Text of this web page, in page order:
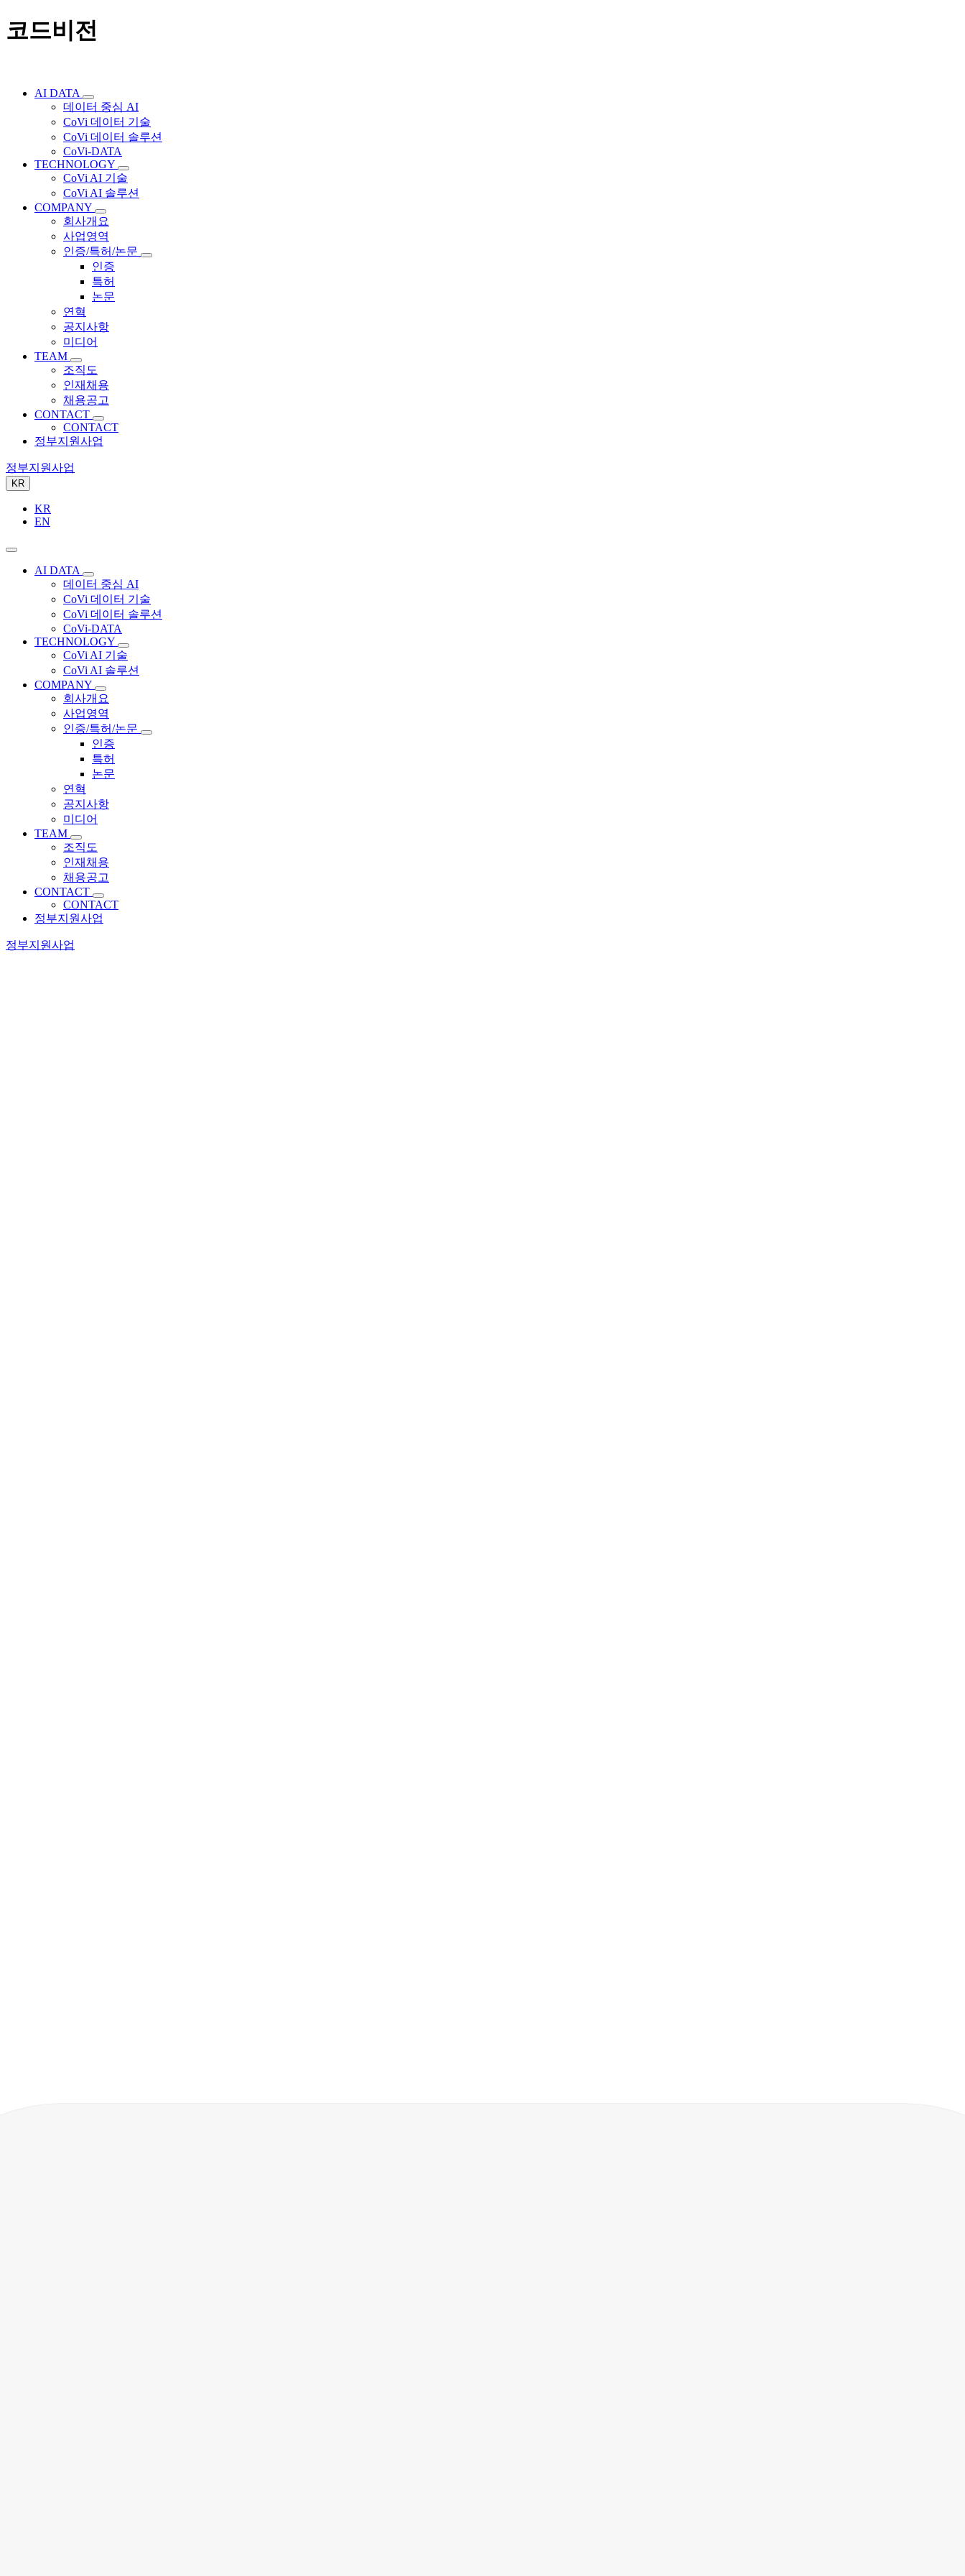
코드비전
AI DATA
데이터 중심 AI
CoVi 데이터 기술
CoVi 데이터 솔루션
CoVi-DATA
TECHNOLOGY
CoVi AI 기술
CoVi AI 솔루션
COMPANY
회사개요
사업영역
인증/특허/논문
인증
특허
논문
연혁
공지사항
미디어
TEAM
조직도
인재채용
채용공고
CONTACT
CONTACT
정부지원사업
정부지원사업
KR
KR
EN
AI DATA
데이터 중심 AI
CoVi 데이터 기술
CoVi 데이터 솔루션
CoVi-DATA
TECHNOLOGY
CoVi AI 기술
CoVi AI 솔루션
COMPANY
회사개요
사업영역
인증/특허/논문
인증
특허
논문
연혁
공지사항
미디어
TEAM
조직도
인재채용
채용공고
CONTACT
CONTACT
정부지원사업
정부지원사업